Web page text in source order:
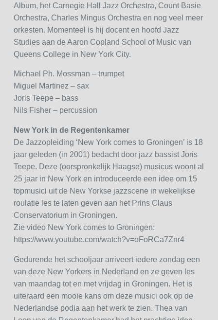
Album, het Carnegie Hall Jazz Orchestra, Count Basie
Orchestra, Charles Mingus Orchestra en nog veel meer
orkesten. Momenteel is hij docent en hoofd Jazz
Studies aan de Aaron Copland School of Music van
Queens College in New York City.
Michael Ph. Mossman – trumpet
Miguel Martinez – sax
Joris Teepe – bass
Nils Fisher – percussion
New York in de Regentenkamer
De Jazzopleiding ‘New York comes to Groningen’ is 18
jaar geleden (in 2001) bedacht door jazz bassist Joris
Teepe. Deze (oorspronkelijk Haagse) musicus woont al
25 jaar in New York en introduceerde een idee om 15
topmusici uit de New Yorkse jazzscene in wekelijkse
roulatie les te laten geven aan het Prins Claus
Conservatorium in Groningen.
Zie video New York comes to Groningen:
https://www.youtube.com/watch?v=oFoRCa7Znr4
Gedurende het schooljaar arriveert iedere zondag een
van deze New Yorkers in Nederland en ze geven les
van maandag tot en met vrijdag in Groningen. Het is
uiteraard een mooie kans om deze musici ook op de
Nederlandse podia aan het werk te zien. Thea van